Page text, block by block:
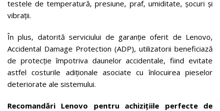
testele de temperatură, presiune, praf, umiditate, șocuri și
vibrații.
În plus, datorită serviciului de garanție oferit de Lenovo,
Accidental Damage Protection (ADP), utilizatorii beneficiază
de protecție împotriva daunelor accidentale, fiind evitate
astfel costurile adiționale asociate cu înlocuirea pieselor
deteriorate ale sistemului.
Recomandări Lenovo pentru achizițiile perfecte de